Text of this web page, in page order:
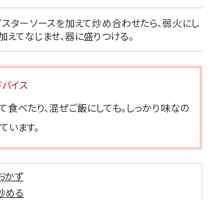
スターソースを加えて炒め合わせたら、弱火にし
えてなじませ、器に盛りつける。
イス
食べたり、混ぜご飯にしても。しっかり味なの
います。
かず
める